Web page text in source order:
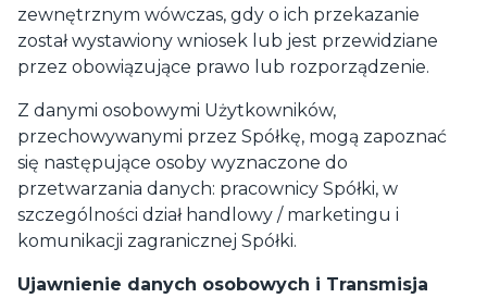
zewnętrznym wówczas, gdy o ich przekazanie
został wystawiony wniosek lub jest przewidziane
przez obowiązujące prawo lub rozporządzenie.
Z danymi osobowymi Użytkowników,
przechowywanymi przez Spółkę, mogą zapoznać
się następujące osoby wyznaczone do
przetwarzania danych: pracownicy Spółki, w
szczególności dział handlowy / marketingu i
komunikacji zagranicznej Spółki.
Ujawnienie danych osobowych i Transmisja